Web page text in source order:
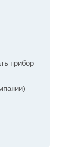
прибор